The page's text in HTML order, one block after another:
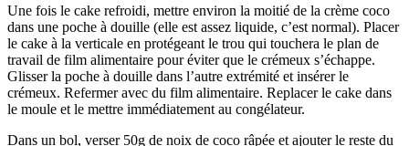
Une fois le cake refroidi, mettre environ la moitié de la crème coco
dans une poche à douille (elle est assez liquide, c’est normal). Placer
le cake à la verticale en protégeant le trou qui touchera le plan de
travail de film alimentaire pour éviter que le crémeux s’échappe.
Glisser la poche à douille dans l’autre extrémité et insérer le
crémeux. Refermer avec du film alimentaire. Replacer le cake dans
le moule et le mettre immédiatement au congélateur.
Dans un bol, verser 50g de noix de coco râpée et ajouter le reste du